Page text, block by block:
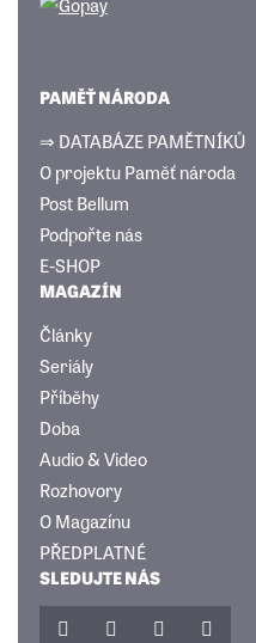
PAMĚŤ NÁRODA
⇒ DATABÁZE PAMĚTNÍKŮ
O projektu Paměť národa
Post Bellum
Podpořte nás
E-SHOP
MAGAZÍN
Články
Seriály
Příběhy
Doba
Audio & Video
Rozhovory
O Magazínu
PŘEDPLATNÉ
SLEDUJTE NÁS